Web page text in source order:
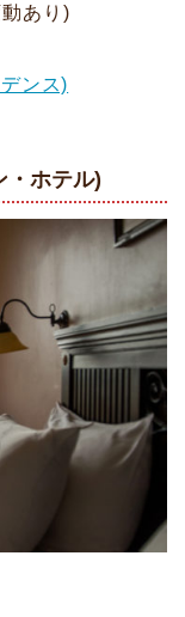
あり)
ンス)
ホテル)